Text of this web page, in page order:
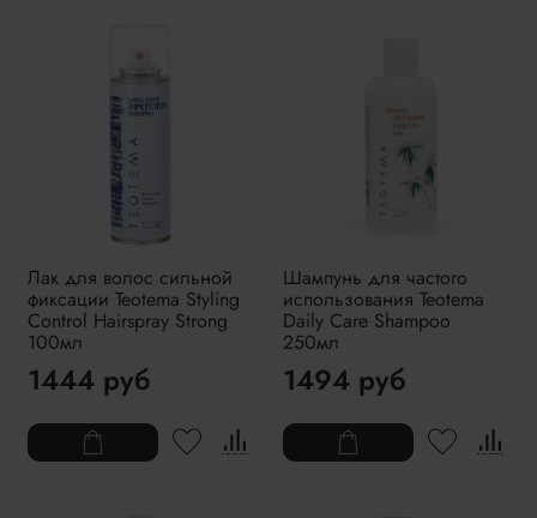
Лак для волос сильной
фиксации Teotema Styling
Control Hairspray Strong
100мл
1444 руб
Шампунь для частого
использования Teotema
Daily Care Shampoo
250мл
1494 руб